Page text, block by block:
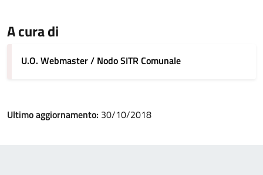
A cura di
U.O. Webmaster / Nodo SITR Comunale
Ultimo aggiornamento: 30/10/2018